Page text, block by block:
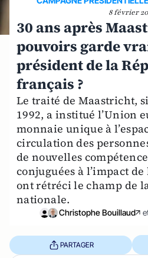
8 février
30 ans après
pouvoirs garde
président de la
français ?
Le traité de Maastricht,
1992, a institué l’Union
monnaie unique à
circulation des
de nouvelles
conjuguées à l’impact
ont rétréci le champ de
nationale.
Christophe Bouillaud
PARTAGER